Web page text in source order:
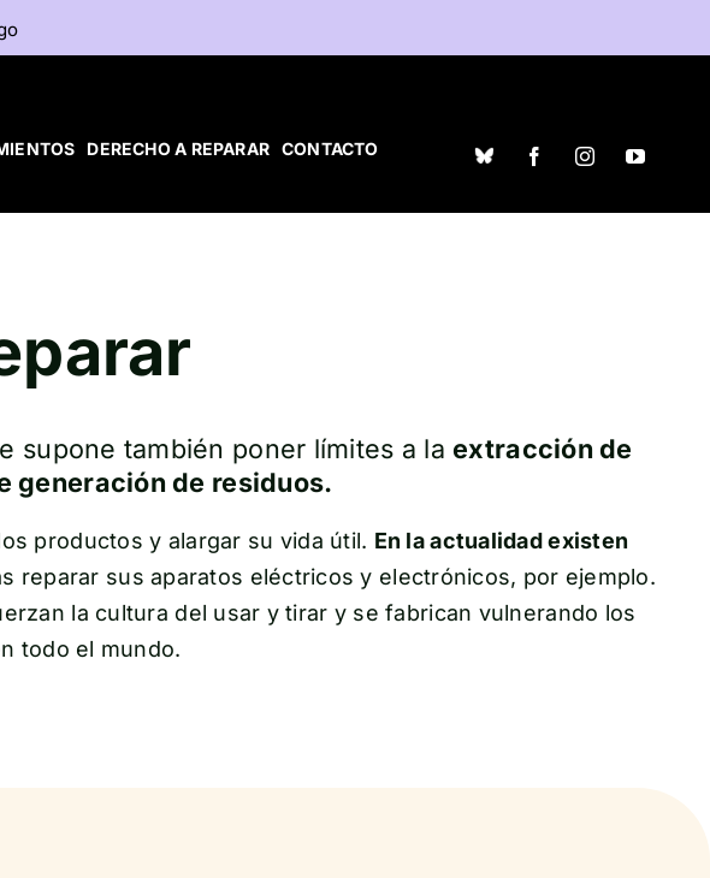
DERECHO A REPARAR CONTACTO
supone también poner límites a laextracción de
generación de residuos.
productos y alargar su vida útil. En la actualidad existen
reparar sus aparatos eléctricos y electrónicos, por ejemplo.
la cultura del usar y tirar y se fabrican vulnerando los
todo el mundo.